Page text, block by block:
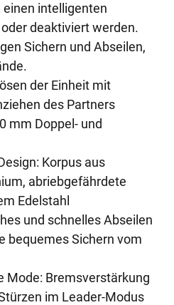
intelligenten
deaktiviert werden.
Sichern und Abseilen,
der Einheit mit
des Partners
mm Doppel- und
Korpus aus
abriebgefährdete
Edelstahl
und schnelles Abseilen
bequemes Sichern vom
Mode: Bremsverstärkung
im Leader-Modus